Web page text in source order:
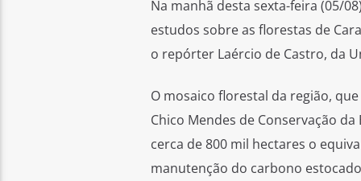
Na manhã desta sexta-feira (05/
estudos sobre as florestas de
o repórter Laércio de Castro, da
O mosaico florestal da região,
Chico Mendes de Conservação
cerca de 800 mil hectares o
manutenção do carbono